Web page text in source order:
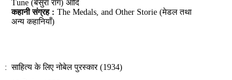
Tune (बेसुरा राग) आदि
कहानी संग्रह : The Medals, and Other Storie (मेडल तथा
अन्य कहानियाँ)
: साहित्य के लिए नोबेल पुरस्कार (1934)